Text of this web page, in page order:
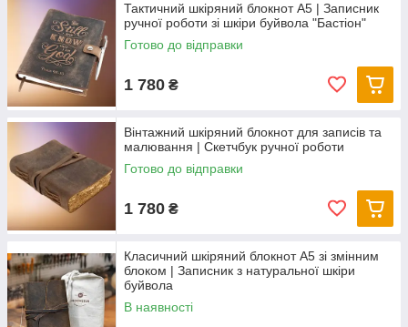
Тактичний шкіряний блокнот А5 | Записник
ручної роботи зі шкіри буйвола "Бастіон"
Готово до відправки
1 780 ₴
Вінтажний шкіряний блокнот для записів та
малювання | Скетчбук ручної роботи
Готово до відправки
1 780 ₴
Класичний шкіряний блокнот А5 зі змінним
блоком | Записник з натуральної шкіри
буйвола
В наявності